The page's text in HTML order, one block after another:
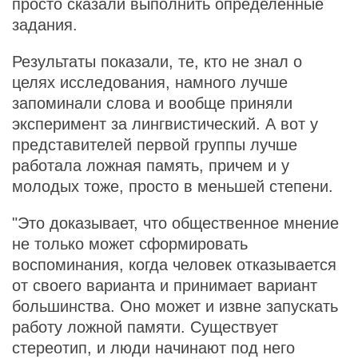
просто сказали выполнить определенные
задания.
Результаты показали, те, кто не знал о
целях исследования, намного лучше
запоминали слова и вообще приняли
эксперимент за лингвистический. А вот у
представителей первой группы лучше
работала ложная память, причем и у
молодых тоже, просто в меньшей степени.
"Это доказывает, что общественное мнение
не только может сформировать
воспоминания, когда человек отказывается
от своего варианта и принимает вариант
большинства. Оно может и извне запускать
работу ложной памяти. Существует
стереотип, и люди начинают под него